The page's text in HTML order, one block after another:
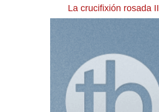
La crucifixión rosada II